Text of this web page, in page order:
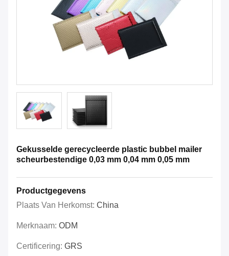
Gekusselde gerecycleerde plastic bubbel mailer
scheurbestendige 0,03 mm 0,04 mm 0,05 mm
Productgegevens
Plaats Van Herkomst: China
Merknaam: ODM
Certificering: GRS